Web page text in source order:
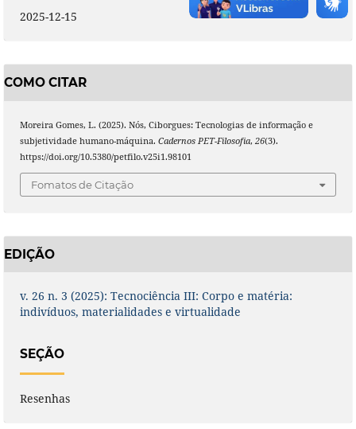
2025-12-15
COMO CITAR
Moreira Gomes, L. (2025). Nós, Ciborgues: Tecnologias de informação e
subjetividade humano-máquina. Cadernos PET-Filosofia, 26(3).
https://doi.org/10.5380/petfilo.v25i1.98101
Fomatos de Citação
EDIÇÃO
v. 26 n. 3 (2025): Tecnociência III: Corpo e matéria:
indivíduos, materialidades e virtualidade
SEÇÃO
Resenhas